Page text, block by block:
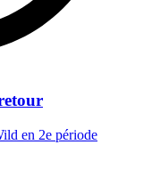
en 2e période